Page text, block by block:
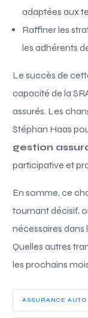
adaptées aux
Raffiner les
les adhérents
Le succès de
capacité de la
assurés. Les
Stéphan Haas
gestion
participative et
En somme, ce
tournant décisif,
nécessaires dans
Quelles autres
les prochains
ASSURANCE AUTO